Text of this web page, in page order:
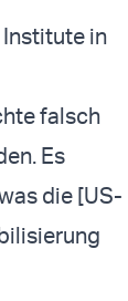
in
falsch
Es
die [US-